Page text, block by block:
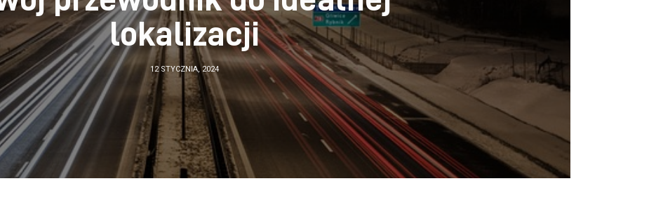
lokalizacji
12 STYCZNIA, 2024